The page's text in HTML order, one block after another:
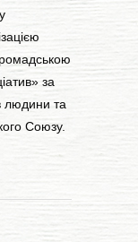
за
людини та
Союзу.